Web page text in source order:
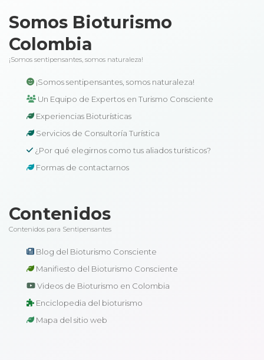
Somos Bioturismo
Colombia
¡Somos sentipensantes, somos naturaleza!
¡Somos sentipensantes, somos naturaleza!
Un Equipo de Expertos en Turismo Consciente
Experiencias Bioturísticas
Servicios de Consultoría Turística
¿Por qué elegirnos como tus aliados turísticos?
Formas de contactarnos
Contenidos
Contenidos para Sentipensantes
Blog del Bioturismo Consciente
Manifiesto del Bioturismo Consciente
Videos de Bioturismo en Colombia
Enciclopedia del bioturismo
Mapa del sitio web